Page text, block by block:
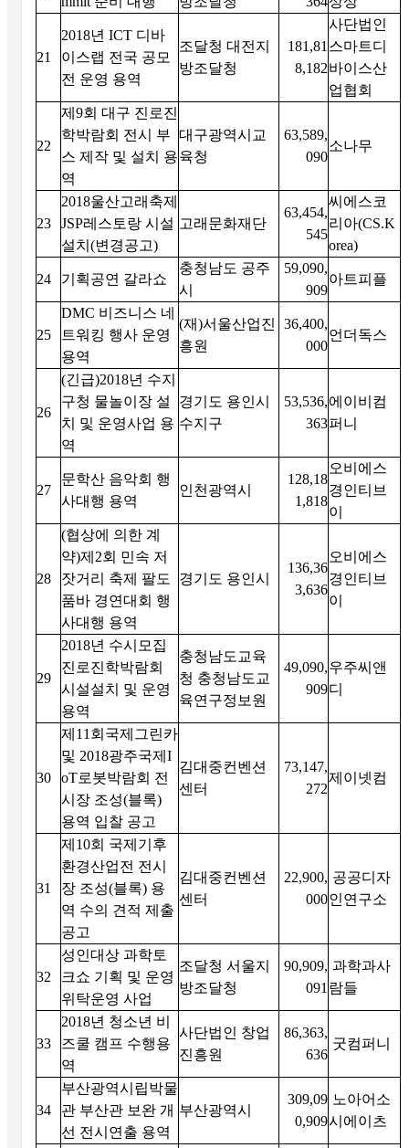
21
2018년 ICT 디바
이스랩 전국 공모
전 운영 용역
조달청 대전지
방조달청
181,81
8,182
사단법인
스마트디
바이스산
업협회
22
제9회 대구 진로진
학박람회 전시 부
스 제작 및 설치 용
역
대구광역시교
육청
63,589,
090
소나무
23
2018울산고래축제
JSP레스토랑 시설
설치(변경공고)
고래문화재단
63,454,
545
씨에스코
리아(CS.K
orea)
24 기획공연 갈라쇼
충청남도 공주
시
59,090,
909
아트피플
25
DMC 비즈니스 네
트워킹 행사 운영
용역
(재)서울산업진
흥원
36,400,
000
언더독스
26
(긴급)2018년 수지
구청 물놀이장 설
치 및 운영사업 용
역
경기도 용인시
수지구
53,536,
363
에이비컴
퍼니
27
문학산 음악회 행
사대행 용역
인천광역시
128,18
1,818
오비에스
경인티브
이
28
(협상에 의한 계
약)제2회 민속 저
잣거리 축제 팔도
품바 경연대회 행
사대행 용역
경기도 용인시
136,36
3,636
오비에스
경인티브
이
29
2018년 수시모집
진로진학박람회
시설설치 및 운영
용역
충청남도교육
청 충청남도교
육연구정보원
49,090,
909
우주씨앤
디
30
제11회국제그린카
및 2018광주국제I
oT로봇박람회 전
시장 조성(블록)
용역 입찰 공고
김대중컨벤션
센터
73,147,
272
제이넷컴
31
제10회 국제기후
환경산업전 전시
장 조성(블록) 용
역 수의 견적 제출
공고
김대중컨벤션
센터
22,900,
000
공공디자
인연구소
32
성인대상 과학토
크쇼 기획 및 운영
위탁운영 사업
조달청 서울지
방조달청
90,909,
091
과학과사
람들
33
2018년 청소년 비
즈쿨 캠프 수행용
역
사단법인 창업
진흥원
86,363,
636
굿컴퍼니
34
부산광역시립박물
관 부산관 보완 개
선 전시연출 용역
부산광역시
309,09
0,909
노아어소
시에이츠